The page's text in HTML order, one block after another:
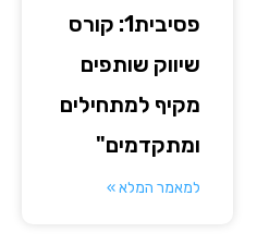
פסיבית1: קורס
שיווק שותפים
מקיף למתחילים
ומתקדמים"
למאמר המלא »